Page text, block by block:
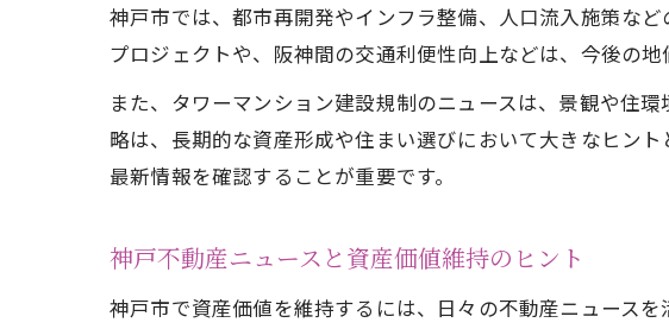
不動
神戸
不動
神戸
神戸市では、都市再開発やインフラ整備、人口流入施策な
プロジェクトや、阪神間の交通利便性向上などは、今後の
また、タワーマンション建設規制のニュースは、景観や住
略は、長期的な資産形成や住まい選びにおいて大きなヒン
最新情報を確認することが重要です。
神戸不動産ニュースと資産価値維持のヒント
神戸市で資産価値を維持するには、日々の不動産ニュース